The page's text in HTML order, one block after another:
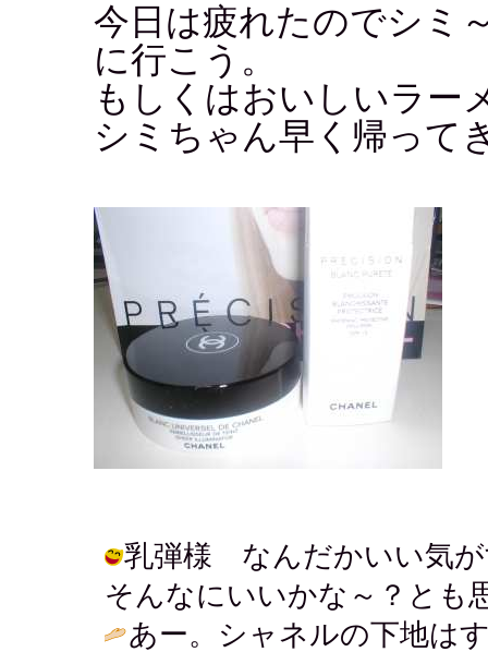
今日は疲れたのでシミ
に行こう。
もしくはおいしいラー
シミちゃん早く帰って
乳弾様 なんだかいい気が
そんなにいいかな～？とも
あー。シャネルの下地は